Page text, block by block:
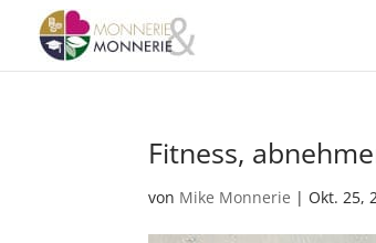
Fitness,
von Mike Monnerie | Okt. 25,